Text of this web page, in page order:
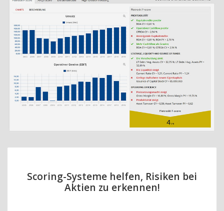
Scoring-Systeme helfen, Risiken bei
Aktien zu erkennen!